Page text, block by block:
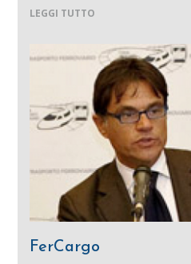
LEGGI TUTTO
FerCargo